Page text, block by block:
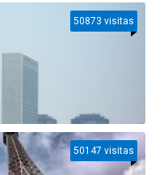
50873 visitas
50147 visitas